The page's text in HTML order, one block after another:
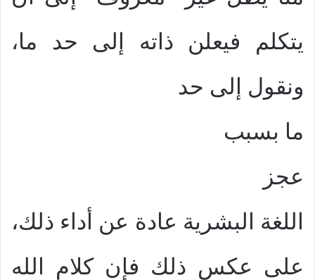
يتكلم فيعلن ذاته إلى حد ما،
ونقول إلى حد
ما بسبب
عجز
اللغة البشرية عادة عن أداء ذلك،
على عكس ذلك فإن كلام الله